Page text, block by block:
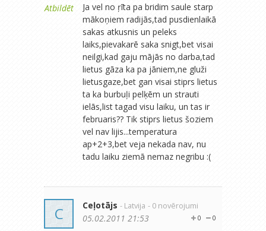
Atbildēt
Ja vel no ŗīta pa bridim saule starp
mākoņiem radijās,tad pusdienlaikā
sakas atkusnis un peleks
laiks,pievakarē saka snigt,bet visai
neilgi,kad gaju mājās no darba,tad
lietus gāza ka pa jāniem,ne gluži
lietusgaze,bet gan visai stiprs lietus
ta ka burbuļi pelķēm un strauti
ielās,list tagad visu laiku, un tas ir
februaris?? Tik stiprs lietus šoziem
vel nav lijis...temperatura
ap+2+3,bet veja nekada nav, nu
tadu laiku ziemā nemaz negribu :(
C Ceļotājs - Latvija - 0 novērojumi
0
0
05.02.2011 21:53